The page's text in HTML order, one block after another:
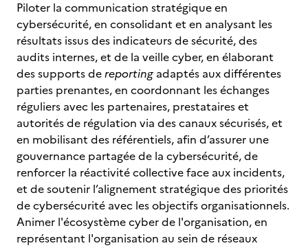
Piloter la communication stratégique en
cybersécurité, en consolidant et en analysant les
résultats issus des indicateurs de sécurité, des
audits internes, et de la veille cyber, en élaborant
des supports dereporting adaptés aux différentes
parties prenantes, en coordonnant les échanges
réguliers avec les partenaires, prestataires et
autorités de régulation via des canaux sécurisés, et
en mobilisant des référentiels, afin d’assurer une
gouvernance partagée de la cybersécurité, de
renforcer la réactivité collective face aux incidents,
et de soutenir l’alignement stratégique des priorités
de cybersécurité avec les objectifs organisationnels.
Animer l'écosystème cyber de l'organisation, en
représentant l'organisation au sein de réseaux